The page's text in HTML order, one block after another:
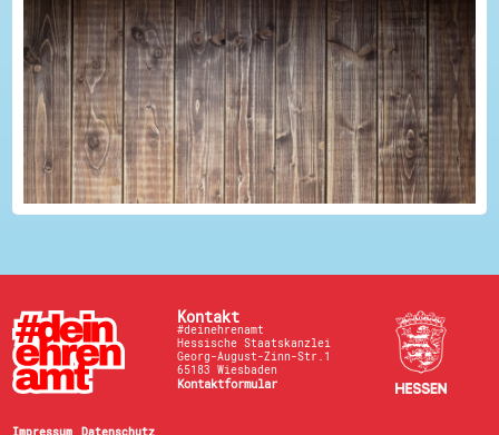
Engagement-Lotsen tragen zu einer lebendigen
Engagementkultur und damit zu einer höheren
Lebensqualität für sich und andere bei. Sie bringen ihre
Erfahrungen im bürgerschaftlichen Engagement ein und ü...
Kontakt
#deinehrenamt
Hessische Staatskanzlei
Georg-August-Zinn-Str.1
65183 Wiesbaden
Kontaktformular
Impressum Datenschutz